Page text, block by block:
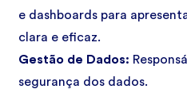
e dashboards para
clara e eficaz.
Gestão de Dados:
segurança dos dados.